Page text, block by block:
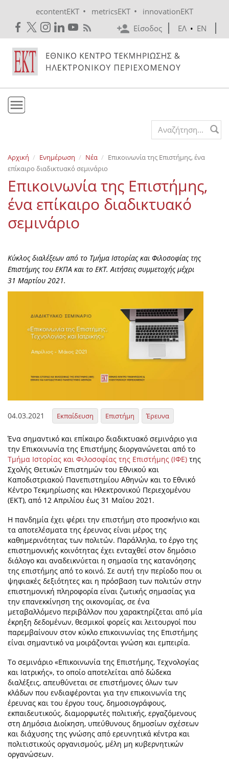
econtentEKT • metricsEKT •
innovationEKT
Είσοδος
ΕΛ • EN
Εκδόσεις
Επικοινωνία
Search form
Αρχική Ενημέρωση Νέα
Επικοινωνία της Επιστήμης, ένα
επίκαιρο διαδικτυακό σεμινάριο
Επικοινωνία της Επιστήμης,
ένα επίκαιρο διαδικτυακό
σεμινάριο
Κύκλος διαλέξεων από το Τμήμα Ιστορίας και Φιλοσοφίας της
Επιστήμης του ΕΚΠΑ και το ΕΚΤ. Αιτήσεις συμμετοχής μέχρι
31 Μαρτίου 2021.
04.03.2021 Εκπαίδευση Επιστήμη Έρευνα
Ένα σημαντικό και επίκαιρο διαδικτυακό σεμινάριο για
την Επικοινωνία της Επιστήμης διοργανώνεται από το
Τμήμα Ιστορίας και Φιλοσοφίας της Επιστήμης (ΙΦΕ) της
Σχολής Θετικών Επιστημών του Εθνικού και
Καποδιστριακού Πανεπιστημίου Αθηνών και το Εθνικό
Κέντρο Τεκμηρίωσης και Ηλεκτρονικού Περιεχομένου
(ΕΚΤ), από 12 Απριλίου έως 31 Μαΐου 2021.
Η πανδημία έχει φέρει την επιστήμη στο προσκήνιο και
τα αποτελέσματα της έρευνας είναι μέρος της
καθημερινότητας των πολιτών. Παράλληλα, το έργο της
επιστημονικής κοινότητας έχει ενταχθεί στον δημόσιο
διάλογο και αναδεικνύεται η σημασία της κατανόησης
της επιστήμης από το κοινό. Σε αυτή την περίοδο που οι
ψηφιακές δεξιότητες και η πρόσβαση των πολιτών στην
επιστημονική πληροφορία είναι ζωτικής σημασίας για
την επανεκκίνηση της οικονομίας, σε ένα
μεταβαλλόμενο περιβάλλον που χαρακτηρίζεται από μία
έκρηξη δεδομένων, θεσμικοί φορείς και λειτουργοί που
παρεμβαίνουν στον κύκλο επικοινωνίας της Επιστήμης
είναι σημαντικό να μοιράζονται γνώση και εμπειρία.
Το σεμινάριο «Επικοινωνία της Επιστήμης, Τεχνολογίας
και Ιατρικής», το οποίο αποτελείται από δώδεκα
διαλέξεις, απευθύνεται σε επιστήμονες όλων των
κλάδων που ενδιαφέρονται για την επικοινωνία της
έρευνας και του έργου τους, δημοσιογράφους,
εκπαιδευτικούς, διαμορφωτές πολιτικής, εργαζόμενους
στη Δημόσια Διοίκηση, υπεύθυνους δημοσίων σχέσεων
και διάχυσης της γνώσης από ερευνητικά κέντρα και
πολιτιστικούς οργανισμούς, μέλη μη κυβερνητικών
οργανώσεων.